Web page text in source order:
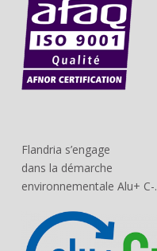
Flandria s’engage
dans la démarche
environnementale Alu+ C-.